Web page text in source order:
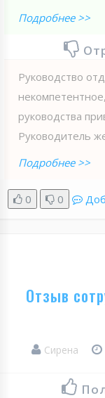
Подробнее >>
Руководство
руководства
Руководитель
Подробнее >>
0 0
Отзыв
Сирена